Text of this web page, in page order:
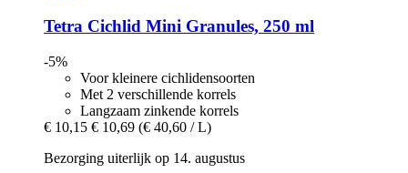
Tetra Cichlid Mini Granules, 250 ml
-5%
Voor kleinere cichlidensoorten
Met 2 verschillende korrels
Langzaam zinkende korrels
€ 10,15 € 10,69 (€ 40,60 / L)
Bezorging uiterlijk op 14. augustus